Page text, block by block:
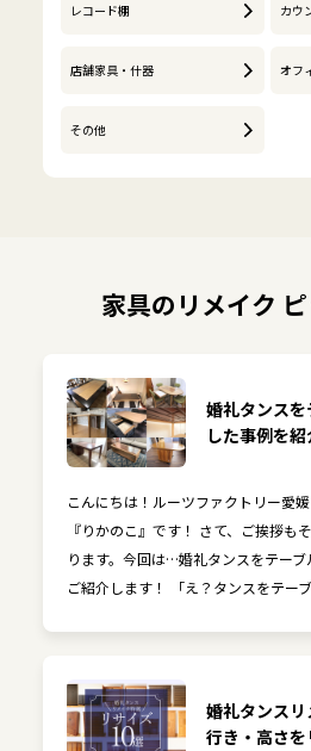
レコード棚 カウ
店舗家具・什器 オフ
その他
家具のリメイク
婚礼タンス
した事例を紹
こんにちは！ルーツファクトリー愛
『りかのこ』です！ さて、ご挨拶も
ります。今回は…婚礼タンスをテー
ご紹介します！ 「え？タンスをテー
婚礼タンス
行き・高さ